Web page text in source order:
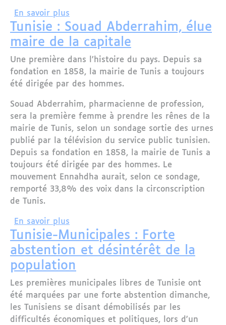
En savoir plus
Tunisie : Souad Abderrahim, élue
maire de la capitale
Une première dans l’histoire du pays. Depuis sa
fondation en 1858, la mairie de Tunis a toujours
été dirigée par des hommes.
Souad Abderrahim, pharmacienne de profession,
sera la première femme à prendre les rênes de la
mairie de Tunis, selon un sondage sortie des urnes
publié par la télévision du service public tunisien.
Depuis sa fondation en 1858, la mairie de Tunis a
toujours été dirigée par des hommes. Le
mouvement Ennahdha aurait, selon ce sondage,
remporté 33,8% des voix dans la circonscription
de Tunis.
En savoir plus
Tunisie-Municipales : Forte
abstention et désintérêt de la
population
Les premières municipales libres de Tunisie ont
été marquées par une forte abstention dimanche,
les Tunisiens se disant démobilisés par les
difficultés économiques et politiques, lors d'un